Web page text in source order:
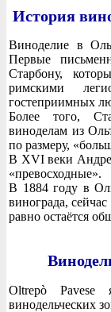
История
Виноделие в
Первые
Старбону,
римскими
гостеприимных
Более того,
виноделам из
по размеру,
В XVI веки
«превосходные».
В 1884 году в
винограда,
равно остаётся
Oltrepò Pavese
винодельческих